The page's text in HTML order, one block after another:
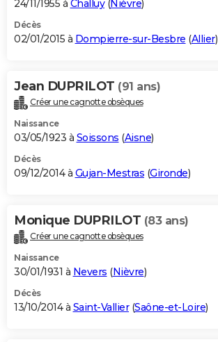
24/11/1955 à Challuy(Nièvre)
Décès
02/01/2015 à Dompierre-sur-Besbre (Allier)
Jean DUPRILOT (91 ans)
Créer une cagnotte obsèques
Naissance
03/05/1923 à Soissons (Aisne)
Décès
09/12/2014 à Gujan-Mestras (Gironde)
Monique DUPRILOT (83 ans)
Créer une cagnotte obsèques
Naissance
30/01/1931 à Nevers (Nièvre)
Décès
13/10/2014 à Saint-Vallier(Saône-et-Loire)